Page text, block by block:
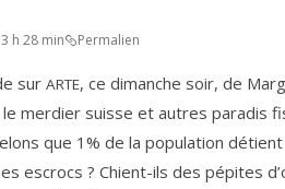
h 28 min Permalien
sur ARTE, ce dimanche soir, de
mer­dier suisse et autres para­dis
que 1 % de la popu­la­tion détient
escrocs ? Chient-ils des pépites